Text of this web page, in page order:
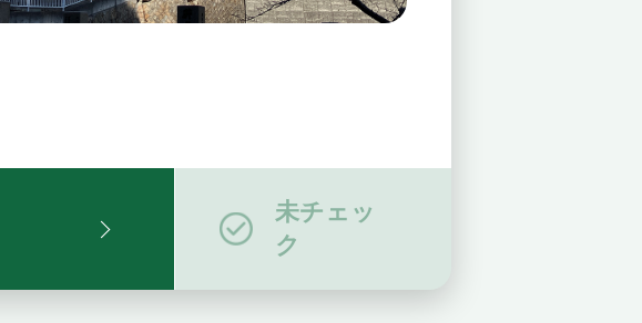
未チェッ
ク